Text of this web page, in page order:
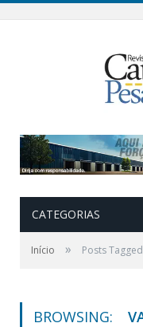
CATEGORIAS
Início » Posts
BROWSING: